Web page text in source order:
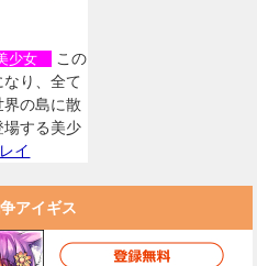
少女
この
り、全て
の島に散
場する美少
イ
アイギス